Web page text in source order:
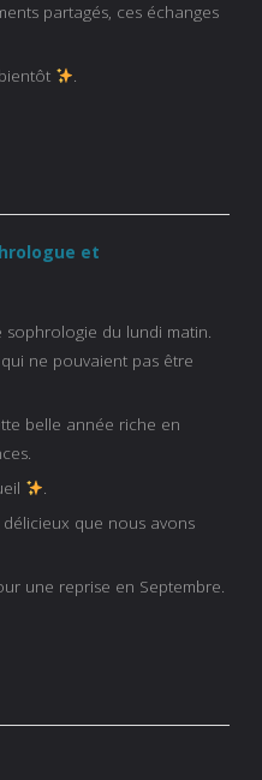
partagés, ces échanges
.
et
du lundi matin.
ne pouvaient pas être
belle année riche en
.
que nous avons
une reprise en Septembre.